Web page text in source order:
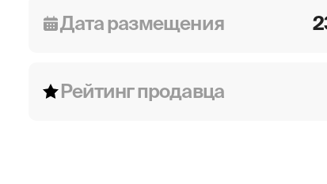
Дата размещения
Рейтинг продавца